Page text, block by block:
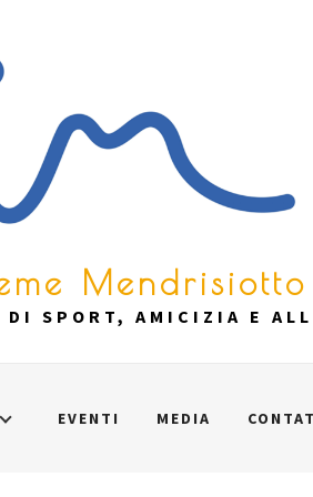
Mendrisiotto
SPORT, AMICIZIA E
EVENTI MEDIA